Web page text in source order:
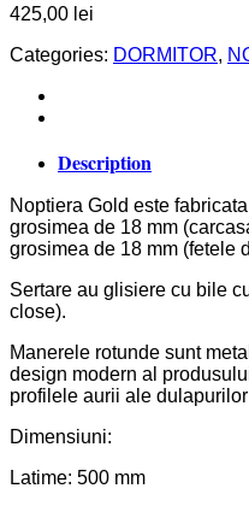
425,00 lei
Categories: DORMITOR,
Description
Noptiera Gold este
grosimea de 18 mm
grosimea de 18 mm (fetele
Sertare au glisiere cu bile
close).
Manerele rotunde sunt
design modern al
profilele aurii ale
Dimensiuni:
Latime: 500 mm